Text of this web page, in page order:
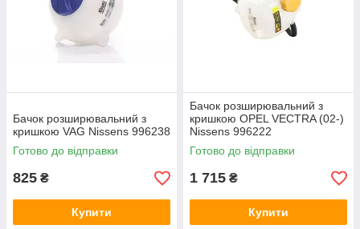
Бачок розширювальний з
кришкою VAG Nissens 996238
Готово до відправки
825 ₴
Купити
Бачок розширювальний з
кришкою OPEL VECTRA (02-)
Nissens 996222
Готово до відправки
1 715 ₴
Купити